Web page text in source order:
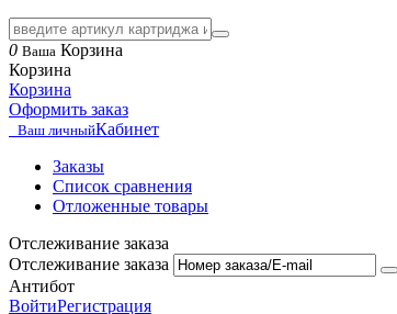
0 Ваша Корзина
Корзина
Корзина
Оформить заказ
Ваш личныйКабинет
Заказы
Список сравнения
Отложенные товары
Отслеживание заказа
Отслеживание заказа
Антибот
ВойтиРегистрация